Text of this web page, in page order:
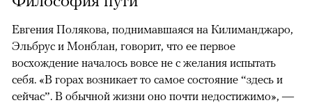
Евгения Полякова, поднимавшаяся на Килиманджаро,
Эльбрус и Монблан, говорит, что ее первое
восхождение началось вовсе не с желания испытать
себя. «В горах возникает то самое состояние “здесь и
сейчас”. В обычной жизни оно почти недостижимо», —